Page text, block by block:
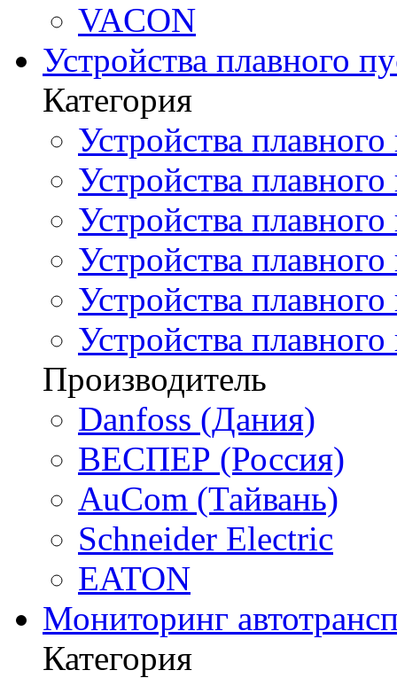
VACON
Устройства плавного
Категория
Устройства
Устройства
Устройства
Устройства
Устройства
Устройства
Производитель
Danfoss (Дания)
ВЕСПЕР (Россия)
AuCom (Тайвань)
Schneider Electric
EATON
Мониторинг
Категория